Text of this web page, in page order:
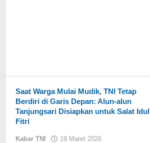
Saat Warga Mulai Mudik, TNI Tetap
Berdiri di Garis Depan: Alun-alun
Tanjungsari Disiapkan untuk Salat Idul
Fitri
Kabar TNI 19 Maret 2026